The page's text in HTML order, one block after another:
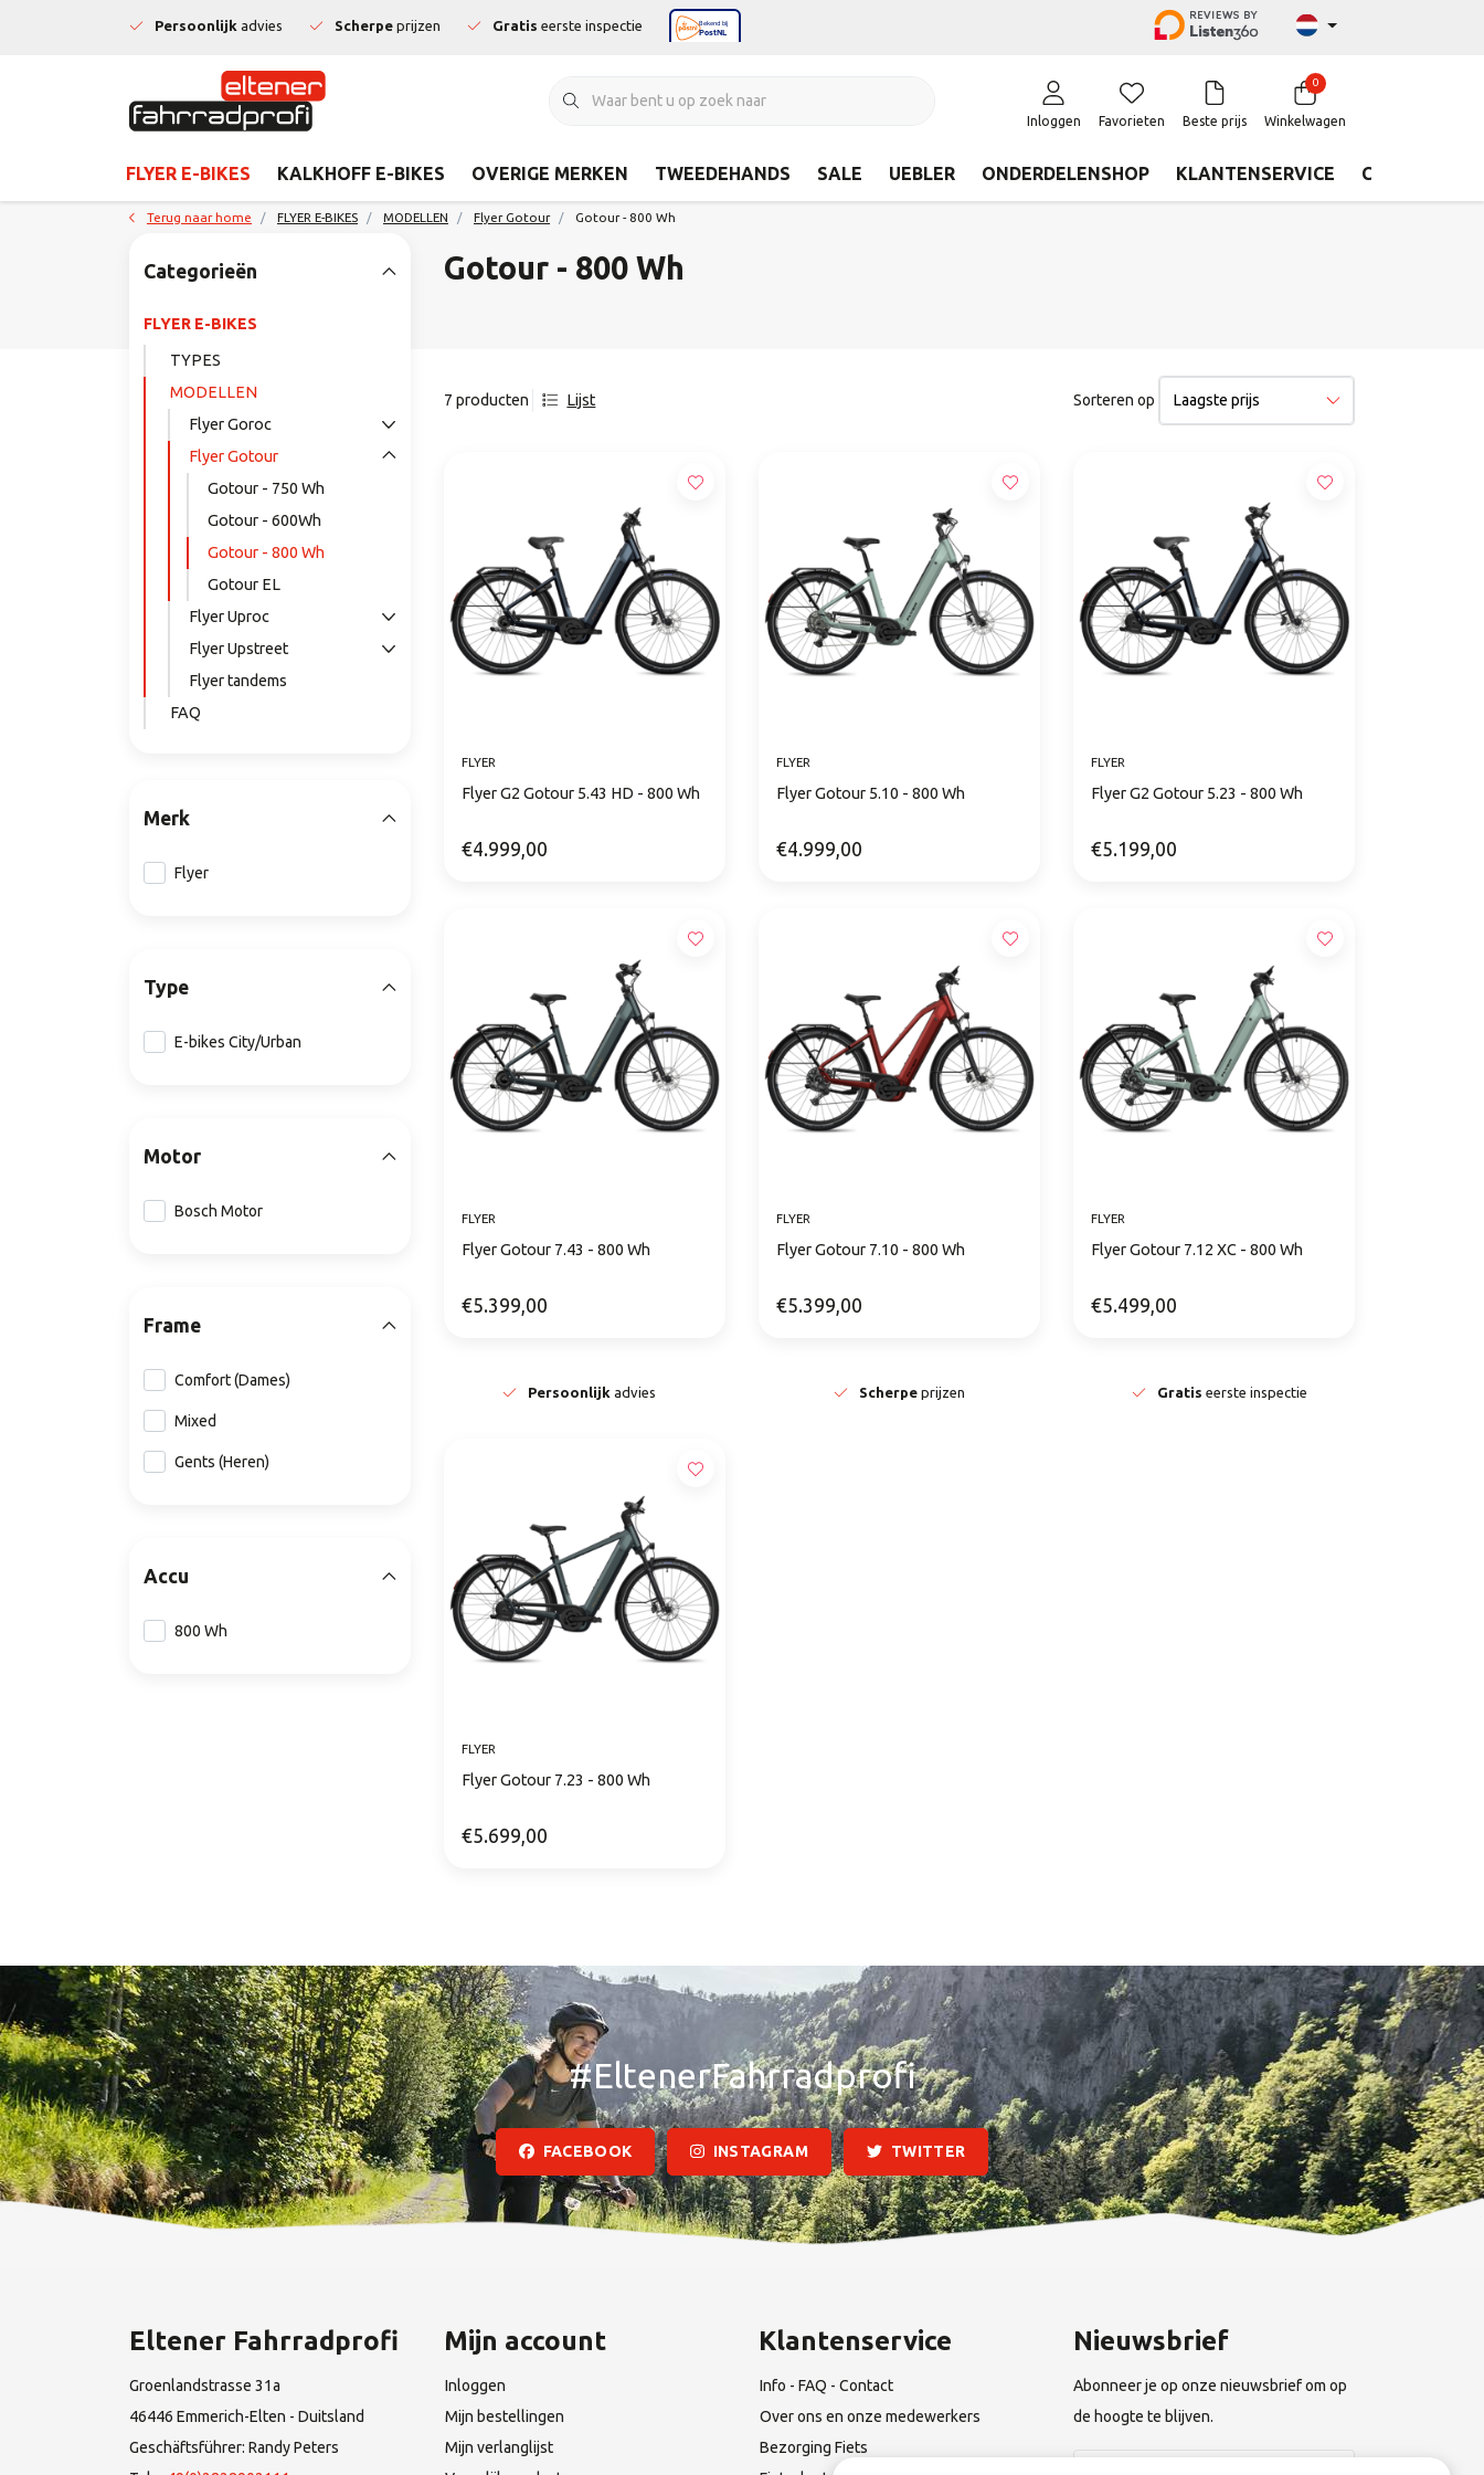
Persoonlijk advies Scherpe prijzen Gratis eerste inspectie
Inloggen Favorieten Beste prijs
0
Winkelwagen
FLYER E-BIKES KALKHOFF E-BIKES OVERIGE MERKEN TWEEDEHANDS SALE UEBLER ONDERDELENSHOP KLANTENSERVICE CONTACT
Terug naar home FLYER E-BIKES MODELLEN Flyer Gotour Gotour - 800 Wh
Gotour - 800 Wh
7 producten Lijst Sorteren op
FLYER
Flyer G2 Gotour 5.43 HD - 800 Wh
€4.999,00
FLYER
Flyer Gotour 5.10 - 800 Wh
€4.999,00
FLYER
Flyer G2 Gotour 5.23 - 800 Wh
€5.199,00
FLYER
Flyer Gotour 7.43 - 800 Wh
€5.399,00
FLYER
Flyer Gotour 7.10 - 800 Wh
€5.399,00
FLYER
Flyer Gotour 7.12 XC - 800 Wh
€5.499,00
Persoonlijk advies Scherpe prijzen Gratis eerste inspectie
FLYER
Flyer Gotour 7.23 - 800 Wh
€5.699,00
Categorieën
FLYER E-BIKES
TYPES
MODELLEN
Flyer Goroc
Flyer Gotour
Gotour - 750 Wh
Gotour - 600Wh
Gotour - 800 Wh
Gotour EL
Flyer Uproc
Flyer Upstreet
Flyer tandems
FAQ
Merk
Flyer
Type
E-bikes City/Urban
Motor
Bosch Motor
Frame
Comfort (Dames)
Mixed
Gents (Heren)
Accu
800 Wh
#EltenerFahrradprofi
FACEBOOK INSTAGRAM TWITTER
Eltener Fahrradprofi
Groenlandstrasse 31a
46446 Emmerich-Elten - Duitsland
Geschäftsführer: Randy Peters
Mijn account
Inloggen
Mijn bestellingen
Mijn verlanglijst
Klantenservice
Info - FAQ - Contact
Over ons en onze medewerkers
Bezorging Fiets
Nieuwsbrief
Abonneer je op onze nieuwsbrief om op
de hoogte te blijven.